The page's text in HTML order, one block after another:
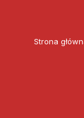
Strona